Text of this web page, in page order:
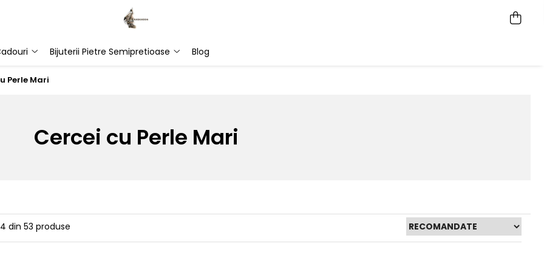
Bijuterii Pietre Semipretioase Blog
Perle Mari
Cercei cu Perle Mari
din 53 produse